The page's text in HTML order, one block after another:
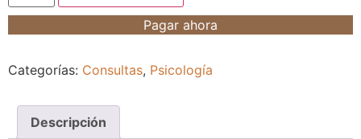
Pagar ahora
Categorías: Consultas, Psicología
Descripción